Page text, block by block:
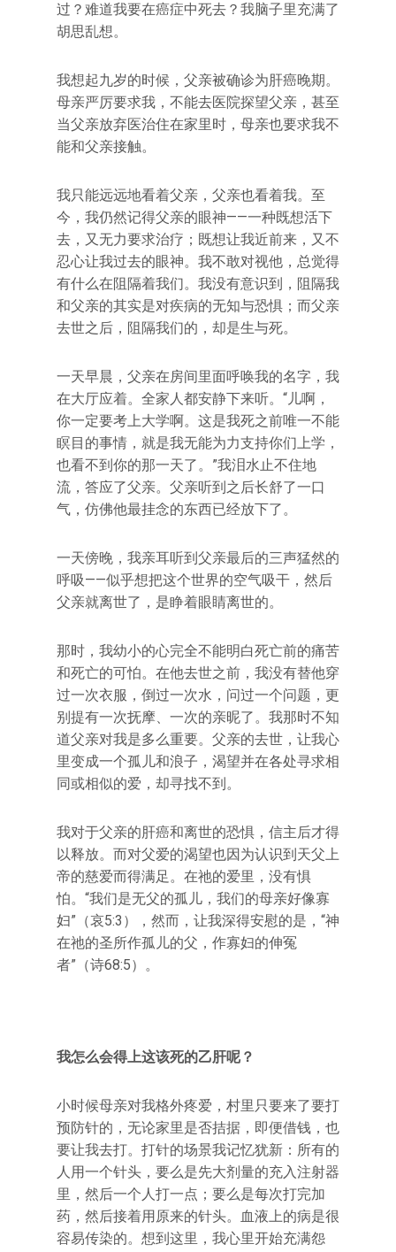
过？难道我要在癌症中死去？我脑子里充满了
胡思乱想。
我想起九岁的时候，父亲被确诊为肝癌晚期。
母亲严厉要求我，不能去医院探望父亲，甚至
当父亲放弃医治住在家里时，母亲也要求我不
能和父亲接触。
我只能远远地看着父亲，父亲也看着我。至
今，我仍然记得父亲的眼神——一种既想活下
去，又无力要求治疗；既想让我近前来，又不
忍心让我过去的眼神。我不敢对视他，总觉得
有什么在阻隔着我们。我没有意识到，阻隔我
和父亲的其实是对疾病的无知与恐惧；而父亲
去世之后，阻隔我们的，却是生与死。
一天早晨，父亲在房间里面呼唤我的名字，我
在大厅应着。全家人都安静下来听。“儿啊，
你一定要考上大学啊。这是我死之前唯一不能
瞑目的事情，就是我无能为力支持你们上学，
也看不到你的那一天了。”我泪水止不住地
流，答应了父亲。父亲听到之后长舒了一口
气，仿佛他最挂念的东西已经放下了。
一天傍晚，我亲耳听到父亲最后的三声猛然的
呼吸——似乎想把这个世界的空气吸干，然后
父亲就离世了，是睁着眼睛离世的。
那时，我幼小的心完全不能明白死亡前的痛苦
和死亡的可怕。在他去世之前，我没有替他穿
过一次衣服，倒过一次水，问过一个问题，更
别提有一次抚摩、一次的亲昵了。我那时不知
道父亲对我是多么重要。父亲的去世，让我心
里变成一个孤儿和浪子，渴望并在各处寻求相
同或相似的爱，却寻找不到。
我对于父亲的肝癌和离世的恐惧，信主后才得
以释放。而对父爱的渴望也因为认识到天父上
帝的慈爱而得满足。在祂的爱里，没有惧
怕。“我们是无父的孤儿，我们的母亲好像寡
妇”（哀5:3），然而，让我深得安慰的是，“神
在祂的圣所作孤儿的父，作寡妇的伸冤
者”（诗68:5）。
我怎么会得上这该死的乙肝呢？
小时候母亲对我格外疼爱，村里只要来了要打
预防针的，无论家里是否拮据，即便借钱，也
要让我去打。打针的场景我记忆犹新：所有的
人用一个针头，要么是先大剂量的充入注射器
里，然后一个人打一点；要么是每次打完加
药，然后接着用原来的针头。血液上的病是很
容易传染的。想到这里，我心里开始充满怨